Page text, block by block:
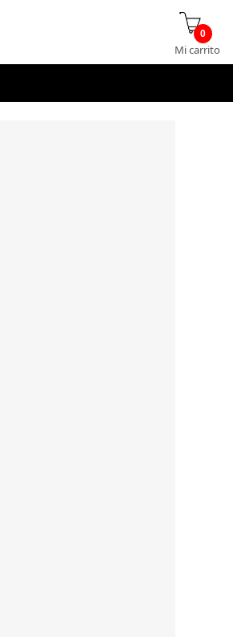
0
Mi carrito